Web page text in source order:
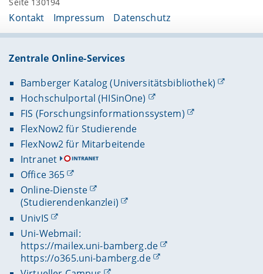
Kontakt Impressum Datenschutz
Zentrale Online-Services
Bamberger Katalog (Universitätsbibliothek)
Hochschulportal (HISinOne)
FIS (Forschungsinformationssystem)
FlexNow2 für Studierende
FlexNow2 für Mitarbeitende
Intranet
Office 365
Online-Dienste
(Studierendenkanzlei)
UnivIS
Uni-Webmail:
https://mailex.uni-bamberg.de
https://o365.uni-bamberg.de